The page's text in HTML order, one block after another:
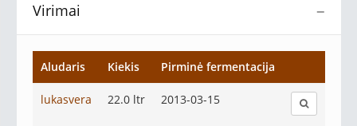
−
Virimai
Aludaris Kiekis Pirminė fermentacija
lukasvera 22.0 ltr 2013-03-15